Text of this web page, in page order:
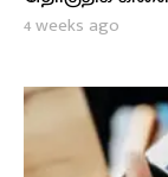
4 weeks ago